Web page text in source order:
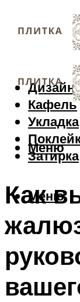
Дизайн
Кафель
Укладка
Затирка
Меню
Меню
Как